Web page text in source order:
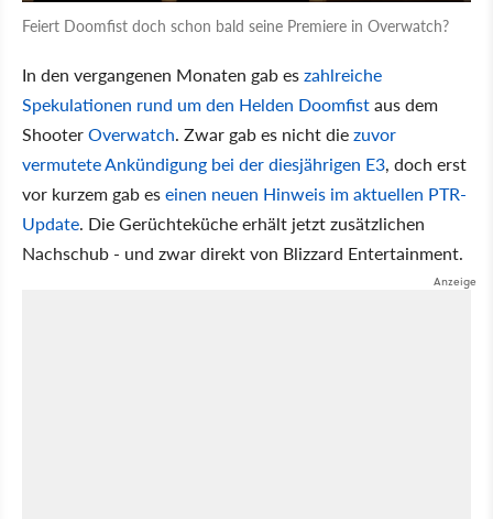
Feiert Doomfist doch schon bald seine Premiere in Overwatch?
In den vergangenen Monaten gab eszahlreiche
Spekulationen rund um den Helden Doomfistaus dem
ShooterOverwatch. Zwar gab es nicht diezuvor
vermutete Ankündigung bei der diesjährigen E3, doch erst
vor kurzem gab eseinen neuen Hinweis im aktuellen PTR-
Update. Die Gerüchteküche erhält jetzt zusätzlichen
Nachschub - und zwar direkt von Blizzard Entertainment.